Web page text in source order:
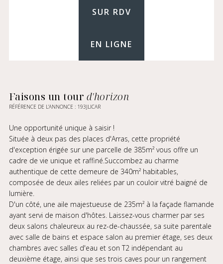
SUR RDV
EN LIGNE
Faisons un tour d'horizon
RÉFÉRENCE DE L’ANNONCE : 193JLICAR
Une opportunité unique à saisir !
Située à deux pas des places d'Arras, cette propriété
d'exception érigée sur une parcelle de 385m² vous offre un
cadre de vie unique et raffiné.Succombez au charme
authentique de cette demeure de 340m² habitables,
composée de deux ailes reliées par un couloir vitré baigné de
lumière.
D'un côté, une aile majestueuse de 235m² à la façade flamande
ayant servi de maison d'hôtes. Laissez-vous charmer par ses
deux salons chaleureux au rez-de-chaussée, sa suite parentale
avec salle de bains et espace salon au premier étage, ses deux
chambres avec salles d'eau et son T2 indépendant au
deuxième étage, ainsi que ses trois caves pour un rangement